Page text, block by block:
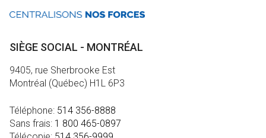
SIÈGE SOCIAL - MONTRÉAL
9405, rue Sherbrooke Est
Montréal (Québec) H1L 6P3
Téléphone: 514 356-8888
Sans frais: 1 800 465-0897